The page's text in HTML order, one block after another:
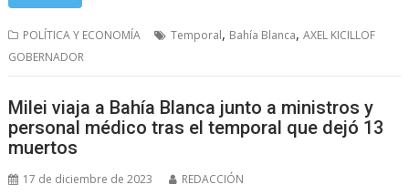
POLÍTICA Y ECONOMÍA Temporal, Bahía Blanca,AXEL KICILLOF
GOBERNADOR
Milei viaja a Bahía Blanca junto a ministros y
personal médico tras el temporal que dejó 13
muertos
17 de diciembre de 2023 REDACCIÓN